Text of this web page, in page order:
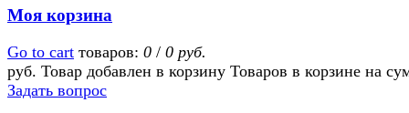
Моя корзина
Go to cart товаров: 0 / 0 руб.
руб. Товар добавлен в корзину Товаров в корзине на
Задать вопрос